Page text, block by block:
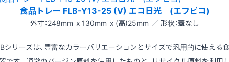
食品トレー FLB-Y13-25 (V) エコ日光 (エフピコ)
外寸：248mm x 130mm x (高)25mm ／ 形状：蓋なし
シリーズは、豊富なカラーバリエーションとサイズで汎用的に使える